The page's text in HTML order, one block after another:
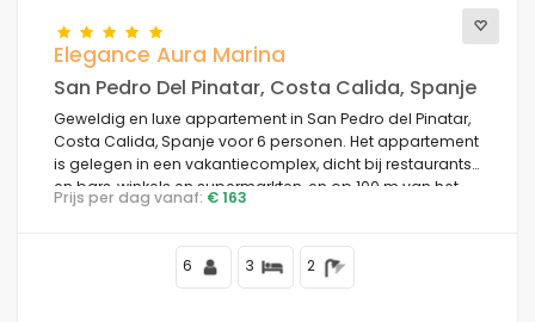
Elegance Aura Marina
San Pedro Del Pinatar, Costa Calida, Spanje
Geweldig en luxe appartement in San Pedro del Pinatar,
Costa Calida, Spanje voor 6 personen. Het appartement
is gelegen in een vakantiecomplex, dicht bij restaurants
en bars, winkels en supermarkten, en op 100 m van het
strand.
Prijs per dag vanaf: € 163
6 3 2